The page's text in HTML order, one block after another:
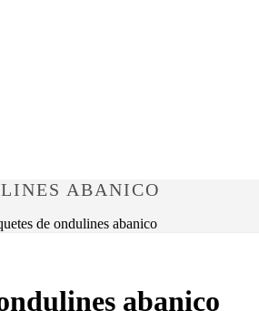
ABANICO
de ondulines abanico
abanico